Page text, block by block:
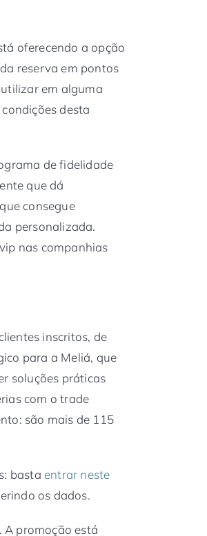
oferecendo a opção
reserva em pontos
em alguma
desta
de fidelidade
que dá
consegue
personalizada.
nas companhias
inscritos, de
para a Meliá, que
soluções práticas
com o trade
são mais de 115
basta entrar neste
os dados.
A promoção está